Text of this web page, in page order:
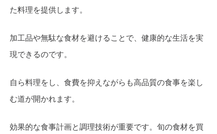
た料理を提供します。
加工品や無駄な食材を避けることで、健康的な生活を実
現できるのです。
自ら料理をし、食費を抑えながらも高品質の食事を楽し
む道が開かれます。
効果的な食事計画と調理技術が重要です。旬の食材を買